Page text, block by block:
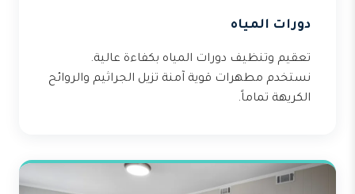
دورات المياه
تعقيم وتنظيف دورات المياه بكفاءة عالية.
نستخدم مطهرات قوية آمنة تزيل الجراثيم والروائح
الكريهة تماماً.